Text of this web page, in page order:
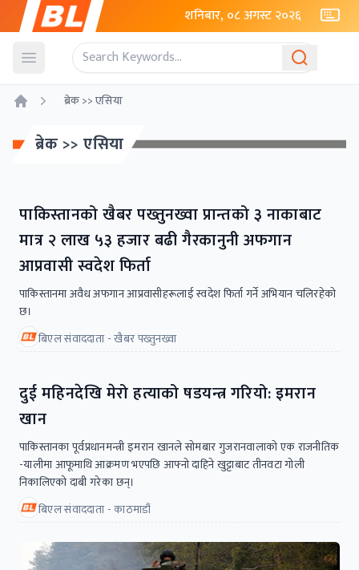
शनिबार, ०८ अगस्ट २०२६
Open menu
ब्रेक >> एसिया
ब्रेक >> एसिया
पाकिस्तानको खैबर पख्तुनख्वा प्रान्तको ३ नाकाबाट
मात्र २ लाख ५३ हजार बढी गैरकानुनी अफगान
आप्रवासी स्वदेश फिर्ता
पाकिस्तानमा अवैध अफगान आप्रवासीहरूलाई स्वदेश फिर्ता गर्ने अभियान चलिरहेको
छ।
बिएल संवाददाता - खैबर पख्तुनख्वा
दुई महिनदेखि मेरो हत्याको षडयन्त्र गरियो: इमरान
खान
पाकिस्तानका पूर्वप्रधानमन्त्री इमरान खानले सोमबार गुजरानवालाको एक राजनीतिक
-यालीमा आफूमाथि आक्रमण भएपछि आफ्नो दाहिने खुट्टाबाट तीनवटा गोली
निकालिएको दाबी गरेका छन्।
बिएल संवाददाता - काठमाडौं